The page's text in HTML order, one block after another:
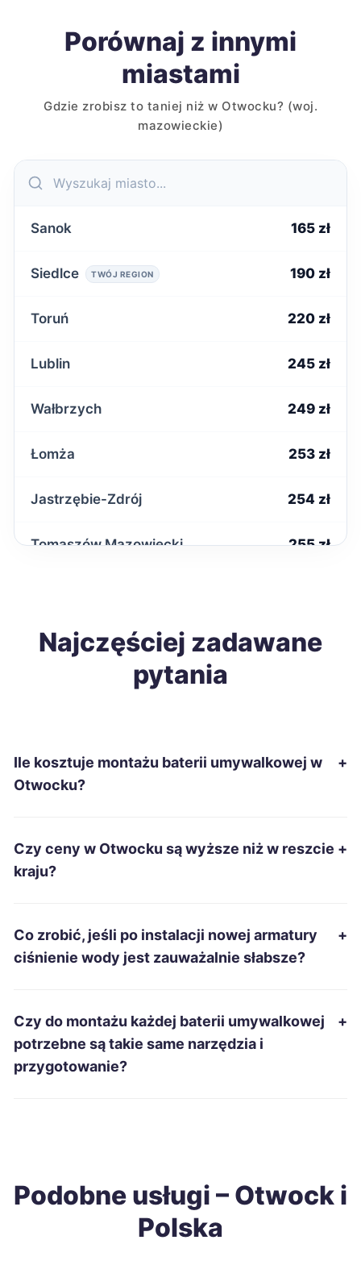
Porównaj z innymi
miastami
Gdzie zrobisz to taniej niż w Otwocku? (woj.
mazowieckie)
Sanok 165 zł
Siedlce TWÓJ REGION 190 zł
Toruń 220 zł
Lublin 245 zł
Wałbrzych 249 zł
Łomża 253 zł
Jastrzębie-Zdrój 254 zł
Tomaszów Mazowiecki 255 zł
Ostrowiec Świętokrzyski 258 zł
Mysłowice 259 zł
Mielec
Radomsko 260 zł
Tarnobrzeg
Tarnowskie Góry
Najczęściej zadawane
pytania
Ile kosztuje montażu baterii umywalkowej w
Otwocku?
+
Czy ceny w Otwocku są wyższe niż w reszcie
kraju?
+
Co zrobić, jeśli po instalacji nowej armatury
ciśnienie wody jest zauważalnie słabsze?
+
Czy do montażu każdej baterii umywalkowej
potrzebne są takie same narzędzia i
przygotowanie?
+
Podobne usługi – Otwock i
Polska